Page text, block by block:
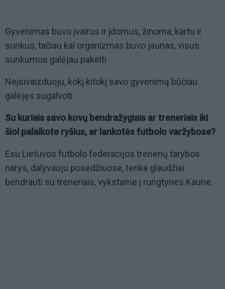
Gyvenimas buvo įvairus ir įdomus, žinoma, kartu ir
sunkus, tačiau kai organizmas buvo jaunas, visus
sunkumus galėjau pakelti.
Neįsivaizduoju, kokį kitokį savo gyvenimą būčiau
galėjęs sugalvoti.
Su kuriais savo kovų bendražygiais ar treneriais iki
šiol palaikote ryšius, ar lankotės futbolo varžybose?
Esu Lietuvos futbolo federacijos trenerių tarybos
narys, dalyvauju posėdžiuose, tenka glaudžiai
bendrauti su treneriais, vykstame į rungtynes Kaune.